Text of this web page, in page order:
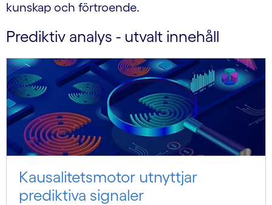
kunskap och förtroende.
Prediktiv analys - utvalt innehåll
Kausalitets­motor utnyttjar
prediktiva signaler